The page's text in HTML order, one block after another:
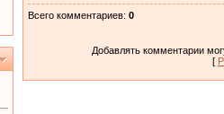
Всего комментариев: 0
Добавлять комментарии
[